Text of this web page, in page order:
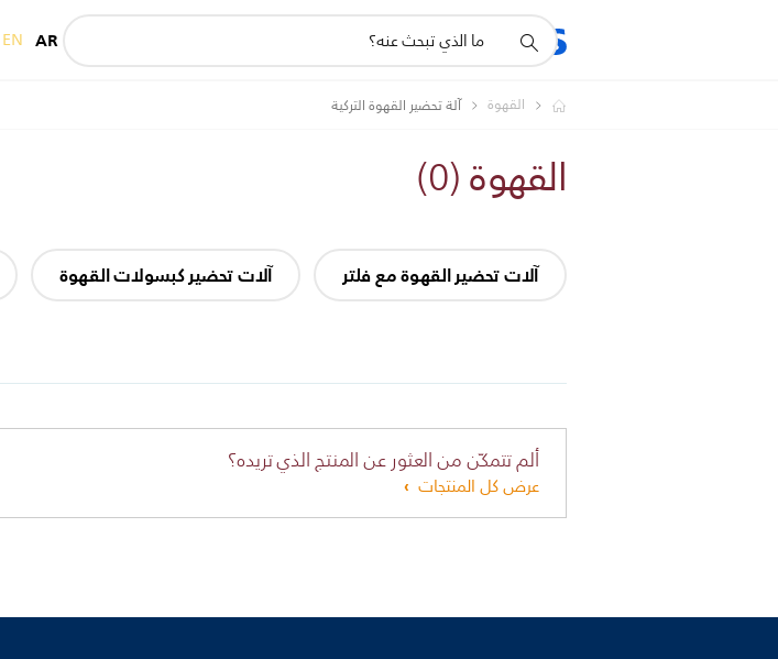
المنتجات
أيقونة
دعم
AR
EN
القهوة آلة تحضير القهوة التركية
القهوة(
0
)
آلات تحضير القهوة مع فلتر آلات تحضير كبسولات القهوة
ألم تتمكّن من العثور عن المنتج الذي تريده؟
عرض كل المنتجات